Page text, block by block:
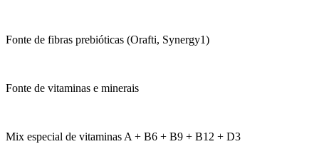
Fonte de fibras prebióticas (Orafti, Synergy1)
Fonte de vitaminas e minerais
Mix especial de vitaminas A + B6 + B9 + B12 + D3